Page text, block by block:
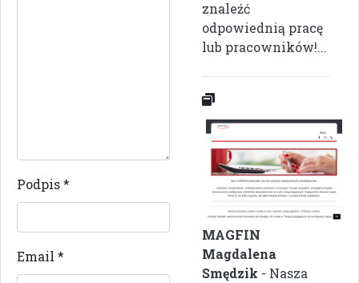
Podpis*
Email *
znaleźć
odpowiednią pracę
lub pracowników!...
MAGFIN
Magdalena
Smędzik - Nasza